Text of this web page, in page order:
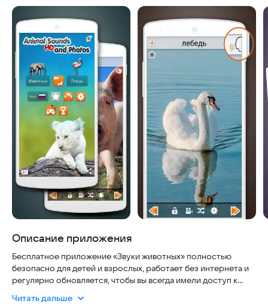
Скриншоты
Описание приложения
Бесплатное приложение «Звуки животных» полностью
безопасно для детей и взрослых, работает без интернета и
регулярно обновляется, чтобы вы всегда имели доступ к
фотографий самых популярных зверей со всего земного
Читать дальше